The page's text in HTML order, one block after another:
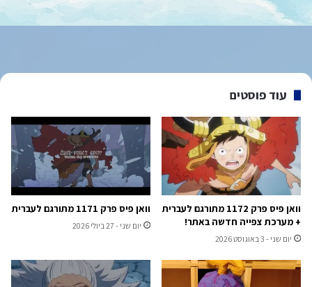
עוד פוסטים
וואן פיס פרק 1172 מתורגם לעברית
+ מערכת צפייה חדשה באתר!
יום שני - 3 באוגוסט 2026
וואן פיס פרק 1171 מתורגם לעברית
יום שני - 27 ביולי 2026